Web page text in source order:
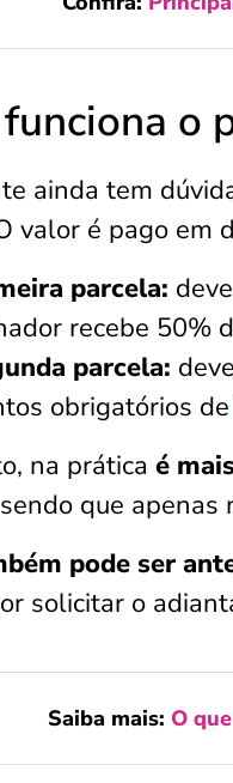
o
ainda tem
valor é pago em
parcela:
recebe 50%
parcela:
obrigatórios de
na prática é
que apenas
pode ser
solicitar o
Saiba mais: O